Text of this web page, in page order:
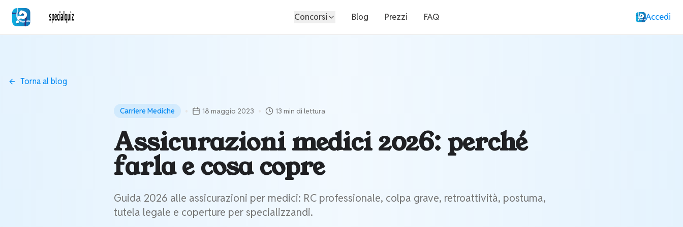
Concorsi Blog Prezzi FAQ Accedi
Torna al blog
Carriere Mediche • 18 maggio 2023 • 13 min di lettura
Assicurazioni medici 2026: perché
farla e cosa copre
Guida 2026 alle assicurazioni per medici: RC professionale, colpa grave, retroattività, postuma,
tutela legale e coperture per specializzandi.